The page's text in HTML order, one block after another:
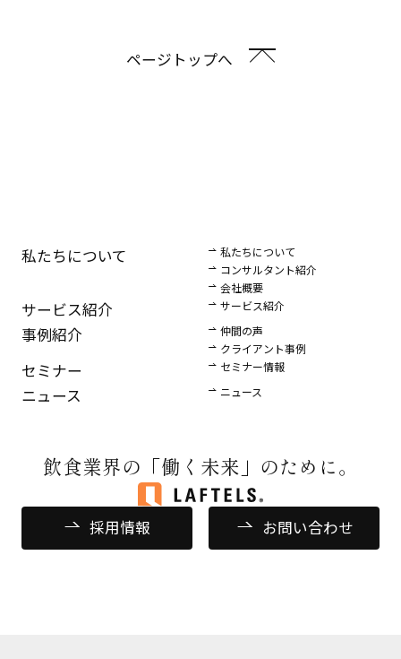
ページトップへ
飲食業界の 「働く未来」のために。
私たちについて
私たちについて
コンサルタント紹介
会社概要
サービス紹介 サービス紹介
事例紹介
仲間の声
クライアント事例
セミナー セミナー情報
ニュース ニュース
採用情報 お問い合わせ